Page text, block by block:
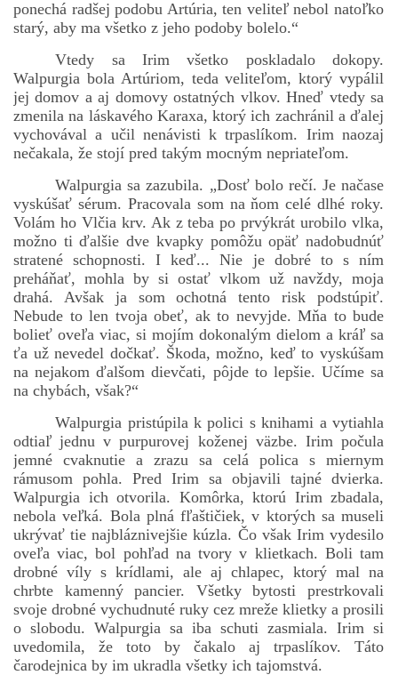
ponechá radšej podobu Artúria, ten veliteľ nebol natoľko
starý, aby ma všetko z jeho podoby bolelo.“
Vtedy sa Irim všetko poskladalo dokopy.
Walpurgia bola Artúriom, teda veliteľom, ktorý vypálil
jej domov a aj domovy ostatných vlkov. Hneď vtedy sa
zmenila na láskavého Karaxa, ktorý ich zachránil a ďalej
vychovával a učil nenávisti k trpaslíkom. Irim naozaj
nečakala, že stojí pred takým mocným nepriateľom.
Walpurgia sa zazubila. „Dosť bolo rečí. Je načase
vyskúšať sérum. Pracovala som na ňom celé dlhé roky.
Volám ho Vlčia krv. Ak z teba po prvýkrát urobilo vlka,
možno ti ďalšie dve kvapky pomôžu opäť nadobudnúť
stratené schopnosti. I keď... Nie je dobré to s ním
preháňať, mohla by si ostať vlkom už navždy, moja
drahá. Avšak ja som ochotná tento risk podstúpiť.
Nebude to len tvoja obeť, ak to nevyjde. Mňa to bude
bolieť oveľa viac, si mojím dokonalým dielom a kráľ sa
ťa už nevedel dočkať. Škoda, možno, keď to vyskúšam
na nejakom ďalšom dievčati, pôjde to lepšie. Učíme sa
na chybách, však?“
Walpurgia pristúpila k polici s knihami a vytiahla
odtiaľ jednu v purpurovej koženej väzbe. Irim počula
jemné cvaknutie a zrazu sa celá polica s miernym
rámusom pohla. Pred Irim sa objavili tajné dvierka.
Walpurgia ich otvorila. Komôrka, ktorú Irim zbadala,
nebola veľká. Bola plná fľaštičiek, v ktorých sa museli
ukrývať tie najbláznivejšie kúzla. Čo však Irim vydesilo
oveľa viac, bol pohľad na tvory v klietkach. Boli tam
drobné víly s krídlami, ale aj chlapec, ktorý mal na
chrbte kamenný pancier. Všetky bytosti prestrkovali
svoje drobné vychudnuté ruky cez mreže klietky a prosili
o slobodu. Walpurgia sa iba schuti zasmiala. Irim si
uvedomila, že toto by čakalo aj trpaslíkov. Táto
čarodejnica by im ukradla všetky ich tajomstvá.